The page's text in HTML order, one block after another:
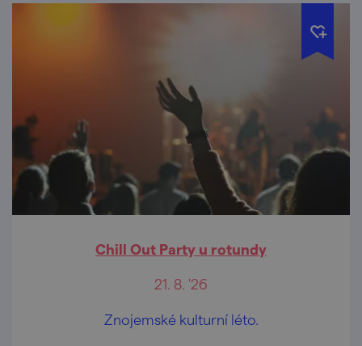
Chill Out Party u rotundy
21. 8. '26
Znojemské kulturní léto.